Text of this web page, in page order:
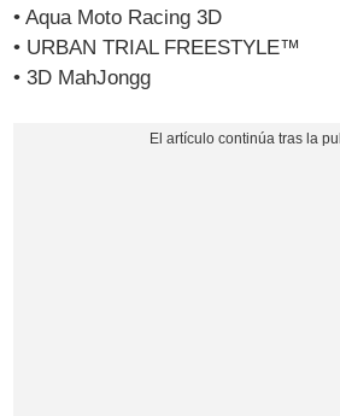
• Aqua Moto Racing 3D
• URBAN TRIAL FREESTYLE™
• 3D MahJongg